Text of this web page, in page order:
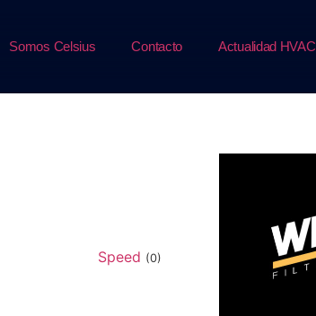
Somos Celsius Contacto Actualidad HVAC
Speed (0)